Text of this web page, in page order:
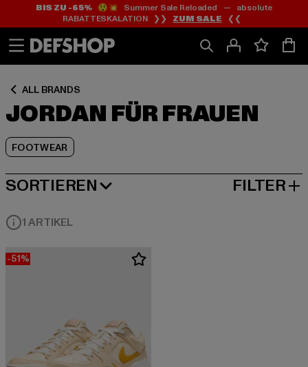
Zum
Inhalt
springen
Zum
Fußzeile
springen
BIS ZU -65%😲💥 Summer Sale Reloaded — absolute
RABATTESKALATION ❯❯ ZUM SALE ❮❮
ALL BRANDS
JORDAN FÜR FRAUEN
FOOTWEAR
Zum
Produktraster
springen
SORTIEREN
BELIEBTESTE FILTER
1 ARTIKEL
-51%